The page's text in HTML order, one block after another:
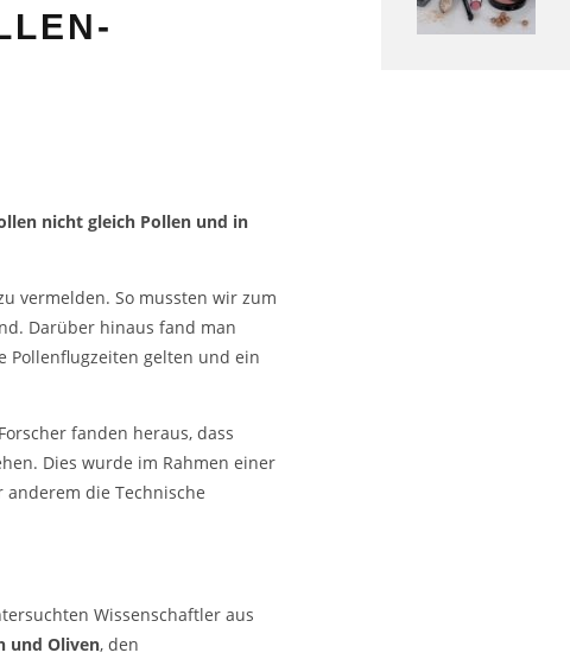
nicht gleich Pollen und in
vermelden. So mussten wir zum
Darüber hinaus fand man
Pollenflugzeiten gelten und ein
fanden heraus, dass
Dies wurde im Rahmen einer
die Technische
Wissenschaftler aus
und Oliven, den